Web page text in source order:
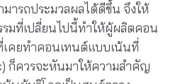
ารถประมวลผลได้ดีขึ้น จึงให้
มที่เปลี่ยนไปนี้ทำให้ผู้ผลิตคอน
เคยทำคอนเทนต์แบบเน้นที่
ก็ควรจะหันมาให้ความสำคัญ